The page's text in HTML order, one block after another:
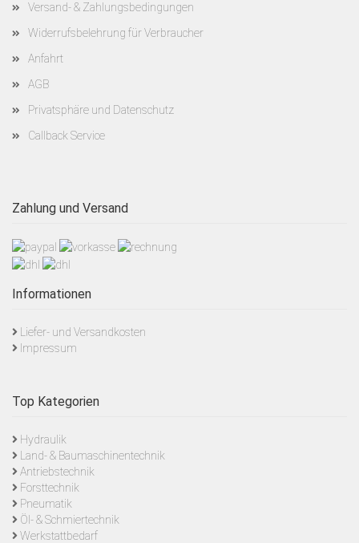
Versand- & Zahlungsbedingungen
Widerrufsbelehrung für Verbraucher
Anfahrt
AGB
Privatsphäre und Datenschutz
Callback Service
Zahlung und Versand
Informationen
Liefer- und Versandkosten
Impressum
Top Kategorien
Hydraulik
Land- & Baumaschinentechnik
Antriebstechnik
Forsttechnik
Pneumatik
Öl- & Schmiertechnik
Werkstattbedarf